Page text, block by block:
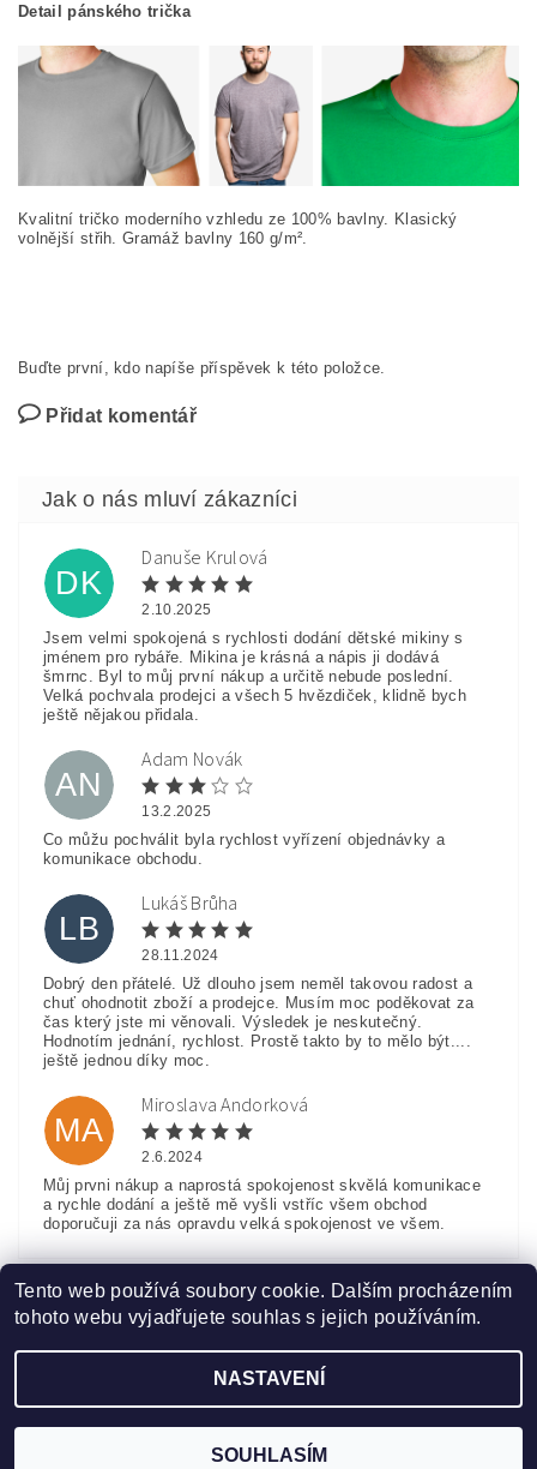
Detail pánského trička
Kvalitní tričko moderního vzhledu ze 100% bavlny. Klasický
volnější střih. Gramáž bavlny 160 g/m².
Buďte první, kdo napíše příspěvek k této položce.
Přidat komentář
DK
Danuše Krulová
2.10.2025
Jsem velmi spokojená s rychlosti dodání dětské mikiny s
jménem pro rybáře. Mikina je krásná a nápis ji dodává
šmrnc. Byl to můj první nákup a určitě nebude poslední.
Velká pochvala prodejci a všech 5 hvězdiček, klidně bych
ještě nějakou přidala.
AN
Adam Novák
13.2.2025
Co můžu pochválit byla rychlost vyřízení objednávky a
komunikace obchodu.
LB
Lukáš Brůha
28.11.2024
Dobrý den přátelé. Už dlouho jsem neměl takovou radost a
chuť ohodnotit zboží a prodejce. Musím moc poděkovat za
čas který jste mi věnovali. Výsledek je neskutečný.
Hodnotím jednání, rychlost. Prostě takto by to mělo být....
ještě jednou díky moc.
MA
Miroslava Andorková
2.6.2024
Můj prvni nákup a naprostá spokojenost skvělá komunikace
a rychle dodání a ještě mě vyšli vstříc všem obchod
doporučuji za nás opravdu velká spokojenost ve všem.
2026 ©www.HobbyTriko.cz, všechna práva vyhrazenaUpravit nastavení cookies
Vytvořil Shoptet
Tento web používá soubory cookie. Dalším procházením
tohoto webu vyjadřujete souhlas s jejich používáním.
NASTAVENÍ
SOUHLASÍM